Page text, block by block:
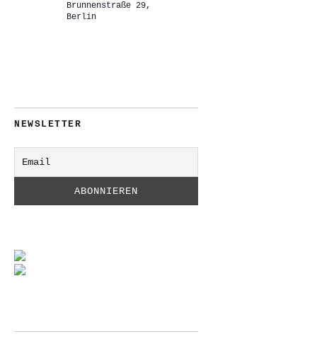
Brunnenstraße 29,
Berlin
NEWSLETTER